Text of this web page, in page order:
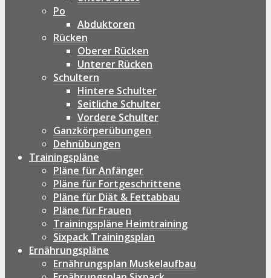
Po
Abduktoren
Rücken
Oberer Rücken
Unterer Rücken
Schultern
Hintere Schulter
Seitliche Schulter
Vordere Schulter
Ganzkörperübungen
Dehnübungen
Trainingspläne
Pläne für Anfänger
Pläne für Fortgeschrittene
Pläne für Diät & Fettabbau
Pläne für Frauen
Trainingspläne Heimtraining
Sixpack Trainingsplan
Ernährungspläne
Ernährungsplan Muskelaufbau